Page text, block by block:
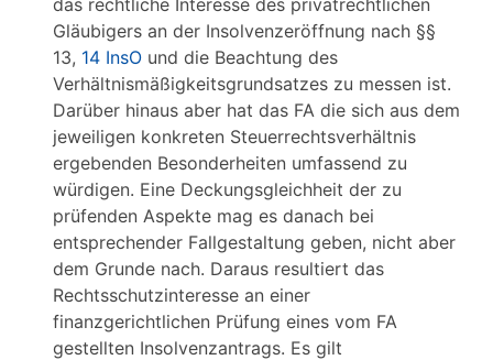
das rechtliche Interesse des privatrechtlichen
Gläubigers an der Insolvenzeröffnung nach §§
13, 14 InsO und die Beachtung des
Verhältnismäßigkeitsgrundsatzes zu messen ist.
Darüber hinaus aber hat das FA die sich aus dem
jeweiligen konkreten Steuerrechtsverhältnis
ergebenden Besonderheiten umfassend zu
würdigen. Eine Deckungsgleichheit der zu
prüfenden Aspekte mag es danach bei
entsprechender Fallgestaltung geben, nicht aber
dem Grunde nach. Daraus resultiert das
Rechtsschutzinteresse an einer
finanzgerichtlichen Prüfung eines vom FA
gestellten Insolvenzantrags. Es gilt